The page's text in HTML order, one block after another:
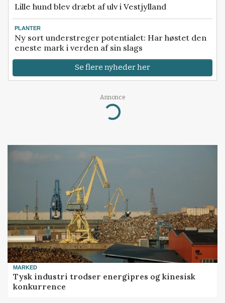
Lille hund blev dræbt af ulv i Vestjylland
PLANTER
Ny sort understreger potentialet: Har høstet den
eneste mark i verden af sin slags
Se flere nyheder her
Annonce
Loading...
MARKED
Tysk industri trodser energipres og kinesisk
konkurrence